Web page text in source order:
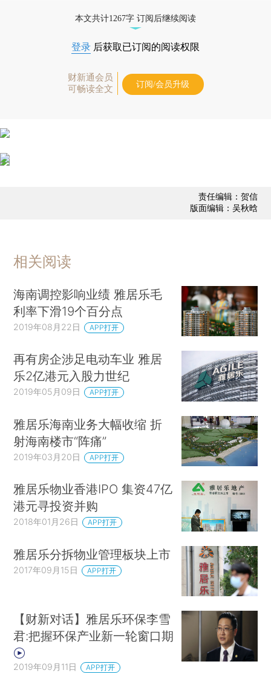
本文共计1267字 订阅后继续阅读
登录 后获取已订阅的阅读权限
财新通会员
可畅读全文
订阅/会员升级
责任编辑：贺信
版面编辑：吴秋晗
相关阅读
海南调控影响业绩 雅居乐毛
利率下滑19个百分点
2019年08月22日 APP打开
再有房企涉足电动车业 雅居
乐2亿港元入股力世纪
2019年05月09日 APP打开
雅居乐海南业务大幅收缩 折
射海南楼市“阵痛”
2019年03月20日 APP打开
雅居乐物业香港IPO 集资47亿
港元寻投资并购
2018年01月26日 APP打开
雅居乐分拆物业管理板块上市
2017年09月15日 APP打开
【财新对话】雅居乐环保李雪
君:把握环保产业新一轮窗口期
2019年09月11日 APP打开